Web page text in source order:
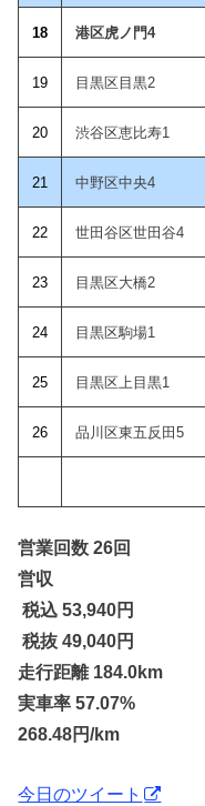
18 港区虎ノ門4
19 目黒区目黒2
20 渋谷区恵比寿1
21 中野区中央4
22 世田谷区世田谷4
23 目黒区大橋2
24 目黒区駒場1
25 目黒区上目黒1
26 品川区東五反田5
営業回数 26回
営収
税込 53,940円
税抜 49,040円
走行距離 184.0km
実車率 57.07%
268.48円/km
今日のツイート